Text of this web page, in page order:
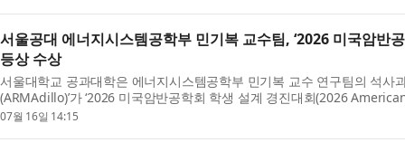
서울공대 에너지시스템공학부 민기복 교수팀, ‘2026 미국암반
등상 수상
서울대학교 공과대학은 에너지시스템공학부 민기복 교수 연구팀의 석사
(ARMAdillo)’가 ‘2026 미국암반공학회 학생 설계 경진대회(2026
Student Design Competition)’에서 1등상을 수상했다고 밝혔다. 미...
07월 16일 14:15